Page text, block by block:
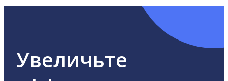
Увеличьте